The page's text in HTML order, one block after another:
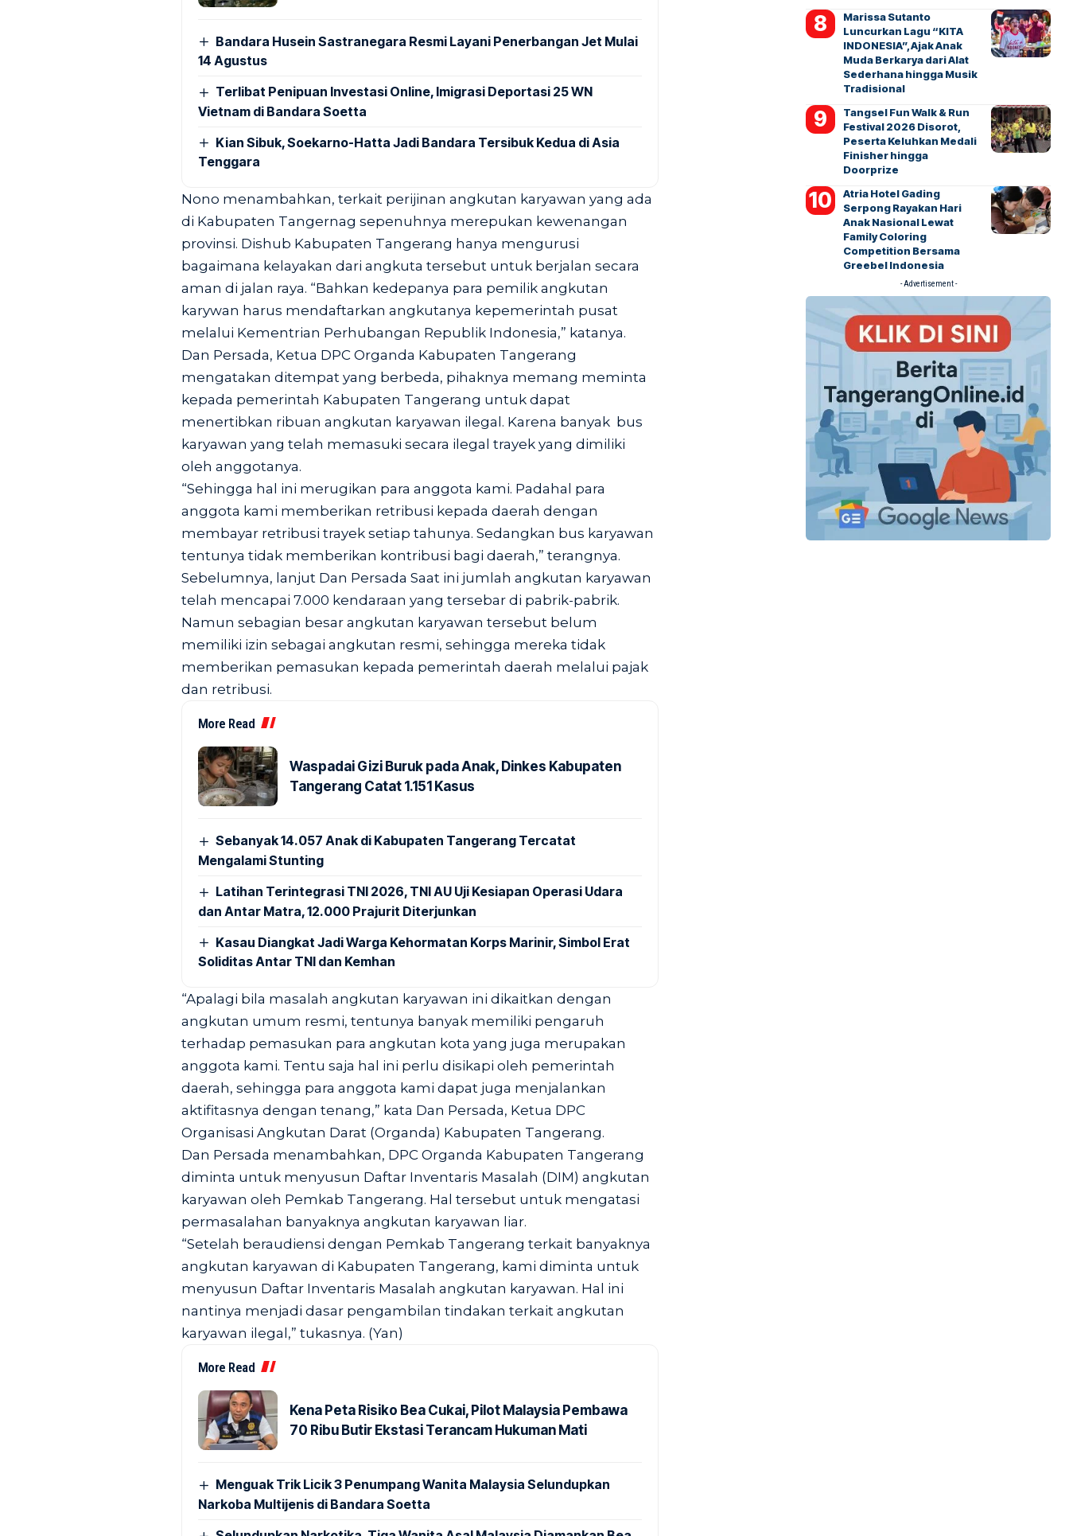
Bandara Husein Sastranegara Resmi Layani Penerbangan Jet Mulai
14 Agustus
Terlibat Penipuan Investasi Online, Imigrasi Deportasi 25 WN
Vietnam di Bandara Soetta
Kian Sibuk, Soekarno-Hatta Jadi Bandara Tersibuk Kedua di Asia
Tenggara
Nono menambahkan, terkait perijinan angkutan karyawan yang ada
di Kabupaten Tangernag sepenuhnya merepukan kewenangan
provinsi. Dishub Kabupaten Tangerang hanya mengurusi
bagaimana kelayakan dari angkuta tersebut untuk berjalan secara
aman di jalan raya. “Bahkan kedepanya para pemilik angkutan
karywan harus mendaftarkan angkutanya kepemerintah pusat
melalui Kementrian Perhubangan Republik Indonesia,” katanya.
Dan Persada, Ketua DPC Organda Kabupaten Tangerang
mengatakan ditempat yang berbeda, pihaknya memang meminta
kepada pemerintah Kabupaten Tangerang untuk dapat
menertibkan ribuan angkutan karyawan ilegal. Karena banyak bus
karyawan yang telah memasuki secara ilegal trayek yang dimiliki
oleh anggotanya.
“Sehingga hal ini merugikan para anggota kami. Padahal para
anggota kami memberikan retribusi kepada daerah dengan
membayar retribusi trayek setiap tahunya. Sedangkan bus karyawan
tentunya tidak memberikan kontribusi bagi daerah,” terangnya.
Sebelumnya, lanjut Dan Persada Saat ini jumlah angkutan karyawan
telah mencapai 7.000 kendaraan yang tersebar di pabrik-pabrik.
Namun sebagian besar angkutan karyawan tersebut belum
memiliki izin sebagai angkutan resmi, sehingga mereka tidak
memberikan pemasukan kepada pemerintah daerah melalui pajak
dan retribusi.
More Read
Waspadai Gizi Buruk pada Anak, Dinkes Kabupaten
Tangerang Catat 1.151 Kasus
Sebanyak 14.057 Anak di Kabupaten Tangerang Tercatat
Mengalami Stunting
Latihan Terintegrasi TNI 2026, TNI AU Uji Kesiapan Operasi Udara
dan Antar Matra, 12.000 Prajurit Diterjunkan
Kasau Diangkat Jadi Warga Kehormatan Korps Marinir, Simbol Erat
Soliditas Antar TNI dan Kemhan
“Apalagi bila masalah angkutan karyawan ini dikaitkan dengan
angkutan umum resmi, tentunya banyak memiliki pengaruh
terhadap pemasukan para angkutan kota yang juga merupakan
anggota kami. Tentu saja hal ini perlu disikapi oleh pemerintah
daerah, sehingga para anggota kami dapat juga menjalankan
aktifitasnya dengan tenang,” kata Dan Persada, Ketua DPC
Organisasi Angkutan Darat (Organda) Kabupaten Tangerang.
Dan Persada menambahkan, DPC Organda Kabupaten Tangerang
diminta untuk menyusun Daftar Inventaris Masalah (DIM) angkutan
karyawan oleh Pemkab Tangerang. Hal tersebut untuk mengatasi
permasalahan banyaknya angkutan karyawan liar.
“Setelah beraudiensi dengan Pemkab Tangerang terkait banyaknya
angkutan karyawan di Kabupaten Tangerang, kami diminta untuk
menyusun Daftar Inventaris Masalah angkutan karyawan. Hal ini
nantinya menjadi dasar pengambilan tindakan terkait angkutan
karyawan ilegal,” tukasnya. (Yan)
More Read
Kena Peta Risiko Bea Cukai, Pilot Malaysia Pembawa
70 Ribu Butir Ekstasi Terancam Hukuman Mati
Menguak Trik Licik 3 Penumpang Wanita Malaysia Selundupkan
Narkoba Multijenis di Bandara Soetta
Marissa Sutanto
Luncurkan Lagu “KITA
INDONESIA”, Ajak Anak
Muda Berkarya dari Alat
Sederhana hingga Musik
Tradisional
Tangsel Fun Walk & Run
Festival 2026 Disorot,
Peserta Keluhkan Medali
Finisher hingga
Doorprize
Atria Hotel Gading
Serpong Rayakan Hari
Anak Nasional Lewat
Family Coloring
Competition Bersama
Greebel Indonesia
- Advertisement -